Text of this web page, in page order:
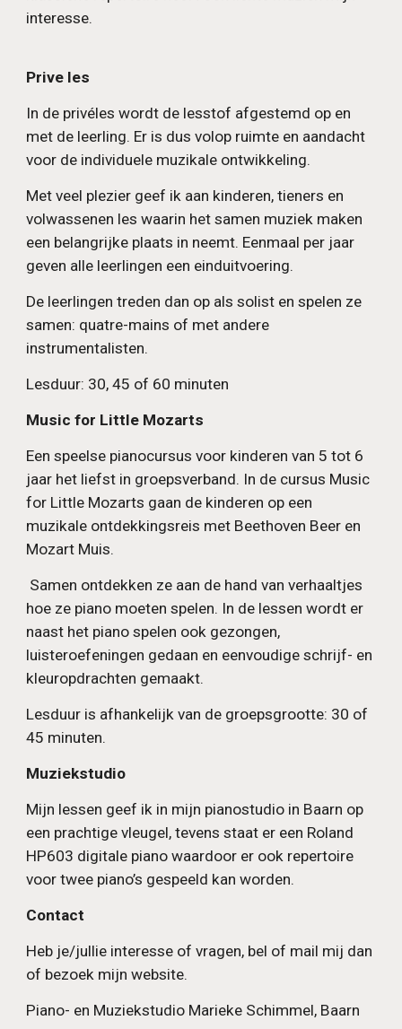
interesse.
Prive les
In de privéles wordt de lesstof afgestemd op en
met de leerling. Er is dus volop ruimte en aandacht
voor de individuele muzikale ontwikkeling.
Met veel plezier geef ik aan kinderen, tieners en
volwassenen les waarin het samen muziek maken
een belangrijke plaats in neemt. Eenmaal per jaar
geven alle leerlingen een einduitvoering.
De leerlingen treden dan op als solist en spelen ze
samen: quatre-mains of met andere
instrumentalisten.
Lesduur: 30, 45 of 60 minuten
Music for Little Mozarts
Een speelse pianocursus voor kinderen van 5 tot 6
jaar het liefst in groepsverband. In de cursus Music
for Little Mozarts gaan de kinderen op een
muzikale ontdekkingsreis met Beethoven Beer en
Mozart Muis.
Samen ontdekken ze aan de hand van verhaaltjes
hoe ze piano moeten spelen. In de lessen wordt er
naast het piano spelen ook gezongen,
luisteroefeningen gedaan en eenvoudige schrijf- en
kleuropdrachten gemaakt.
Lesduur is afhankelijk van de groepsgrootte: 30 of
45 minuten.
Muziekstudio
Mijn lessen geef ik in mijn pianostudio in Baarn op
een prachtige vleugel, tevens staat er een Roland
HP603 digitale piano waardoor er ook repertoire
voor twee piano’s gespeeld kan worden.
Contact
Heb je/jullie interesse of vragen, bel of mail mij dan
of bezoek mijn website.
Piano- en Muziekstudio Marieke Schimmel, Baarn